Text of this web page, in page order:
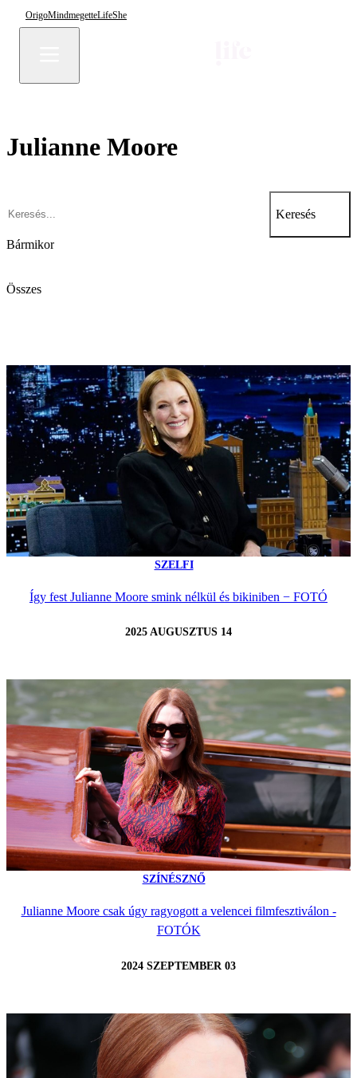
OrigoMindmegetteLifeShe
Julianne Moore
Keresés
Bármikor
Összes
SZELFI
Így fest Julianne Moore smink nélkül és bikiniben − FOTÓ
2025 AUGUSZTUS 14
SZÍNÉSZNŐ
Julianne Moore csak úgy ragyogott a velencei filmfesztiválon -
FOTÓK
2024 SZEPTEMBER 03